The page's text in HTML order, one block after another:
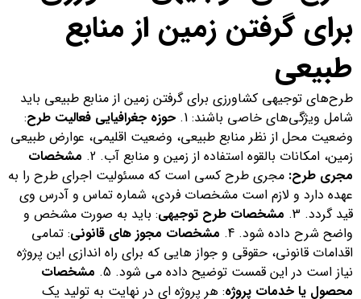
برای گرفتن زمین از منابع
طبیعی
طرح‌های توجیهی کشاورزی برای گرفتن زمین از منابع طبیعی باید
شامل ویژگی‌های خاصی باشند: 1.
حوزه جغرافیایی فعالیت طرح:
وضعیت محل از نظر منابع طبیعی، وضعیت اقلیمی، عوارض طبیعی
زمین، امکانات بالقوه استفاده از زمین و منابع آب. 2.
مشخصات
مجری طرح: مجری طرح کسی است که مسئولیت اجرای طرح را به
عهده دارد و لازم است مشخصات فردی، شماره تماس و آدرس وی
قید گردد. 3.
مشخصات طرح توجیهی: باید به صورت مشخص و
واضح شرح داده شود. 4.
مشخصات مجوز های قانونی: تمامی
اقدامات قانونی، حقوقی و جواز هایی که برای راه اندازی این پروژه
نیاز است در این قمست توضیح داده می شود. 5.
مشخصات
محصول یا خدمات پروژه: هر پروژه ای در نهایت به تولید یک